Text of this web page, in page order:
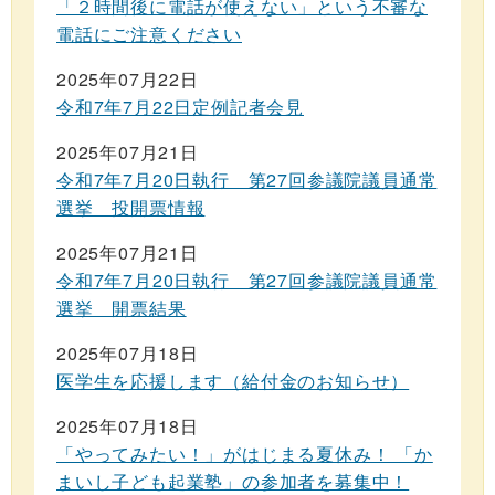
「２時間後に電話が使えない」という不審な
電話にご注意ください
2025年07月22日
令和7年7月22日定例記者会見
2025年07月21日
令和7年7月20日執行 第27回参議院議員通常
選挙 投開票情報
2025年07月21日
令和7年7月20日執行 第27回参議院議員通常
選挙 開票結果
2025年07月18日
医学生を応援します（給付金のお知らせ）
2025年07月18日
「やってみたい！」がはじまる夏休み！ 「か
まいし子ども起業塾」の参加者を募集中！